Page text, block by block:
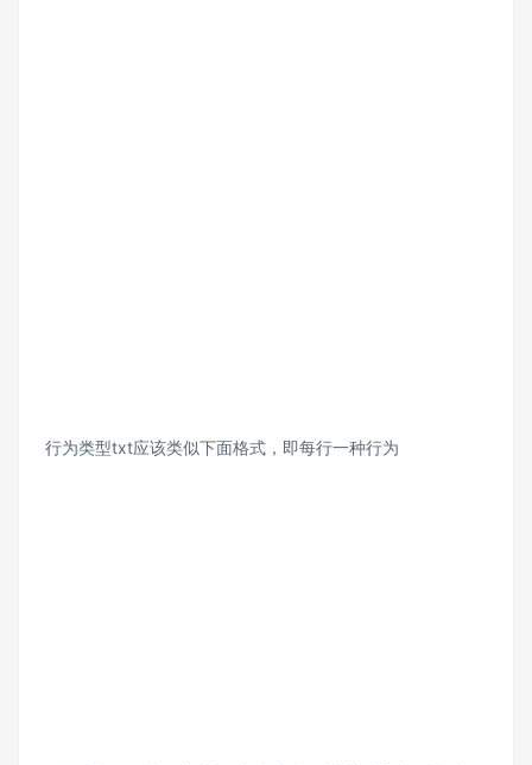
行为类型txt应该类似下面格式，即每行一种行为